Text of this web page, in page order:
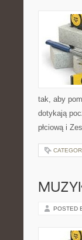
tak, aby
dotykają
płciową i
POSTED